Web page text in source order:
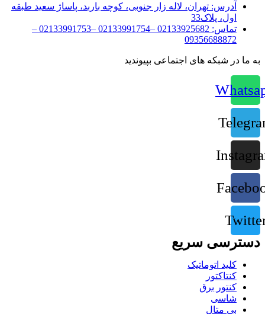
آدرس: تهران، لاله زار جنوبی، کوچه باربد، پاساژ سعید طبقه
اول، پلاک33
تماس:
02133925682 –02133991754 –02133991753 –
09356688872
به ما در شبکه های اجتماعی بپیوندید
دسترسی سریع
کلید اتوماتیک
کنتاکتور
کنتور برق
شاسی
بی متال